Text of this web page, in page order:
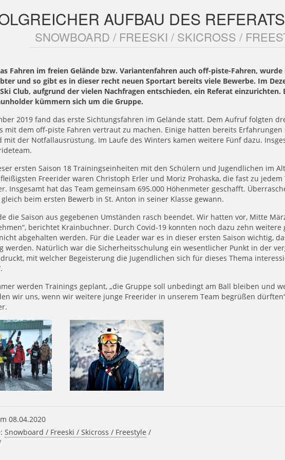
AUFBAU DES
SNOWBOARD / FREESKI / SKICROSS /
Fahren im freien Gelände bzw. Variantenfahren auch off-piste-Fahren, wurde
und so gibt es in dieser recht neuen Sportart bereits viele Bewerbe. Im
Club, aufgrund der vielen Nachfragen entschieden, ein Referat einzurichten.
kümmern sich um die Gruppe.
2019 fand das erste Sichtungsfahren im Gelände statt. Dem Aufruf folgten
mit dem off-piste Fahren vertraut zu machen. Einige hatten bereits
mit der Notfallausrüstung. Im Laufe des Winters kamen weitere Fünf dazu.
ersten Saison 18 Trainingseinheiten mit den Schülern und Jugendlichen im
fleißigsten Freerider waren Christoph Erler und Moriz Prohaska, die fast zu jedem
Insgesamt hat das Team gemeinsam 695.000 Höhenmeter geschafft.
beim ersten Bewerb in St. Anton in seiner Klasse gewann.
die Saison aus gegebenen Umständen rasch beendet. Wir hatten vor, Mitte
berichtet Krainbuchner. Durch Covid-19 konnten noch dazu zehn
abgehalten werden. Für die Leader war es in dieser ersten Saison wichtig,
werden. Natürlich war die Sicherheitsschulung ein wesentlicher Punkt in der
mit welcher Begeisterung die Jugendlichen sich für dieses Thema
werden Trainings geplant, „die Gruppe soll unbedingt am Ball bleiben und
wir uns, wenn wir weitere junge Freerider in unserem Team begrüßen
08.04.2020
Snowboard / Freeski / Skicross / Freestyle /